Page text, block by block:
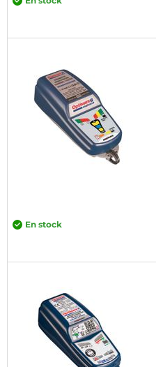
En stock